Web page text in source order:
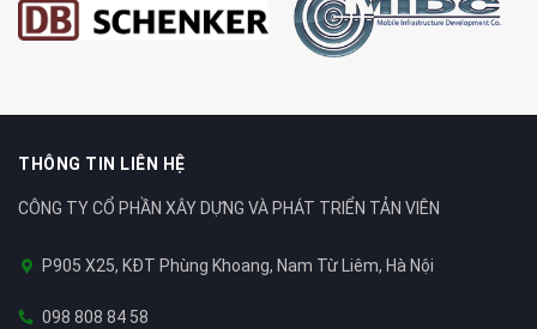
THÔNG TIN LIÊN HỆ
CÔNG TY CỔ PHẦN XÂY DỰNG VÀ PHÁT TRIỂN TẢN VIÊN
P905 X25, KĐT Phùng Khoang, Nam Từ Liêm, Hà Nội
098 808 84 58